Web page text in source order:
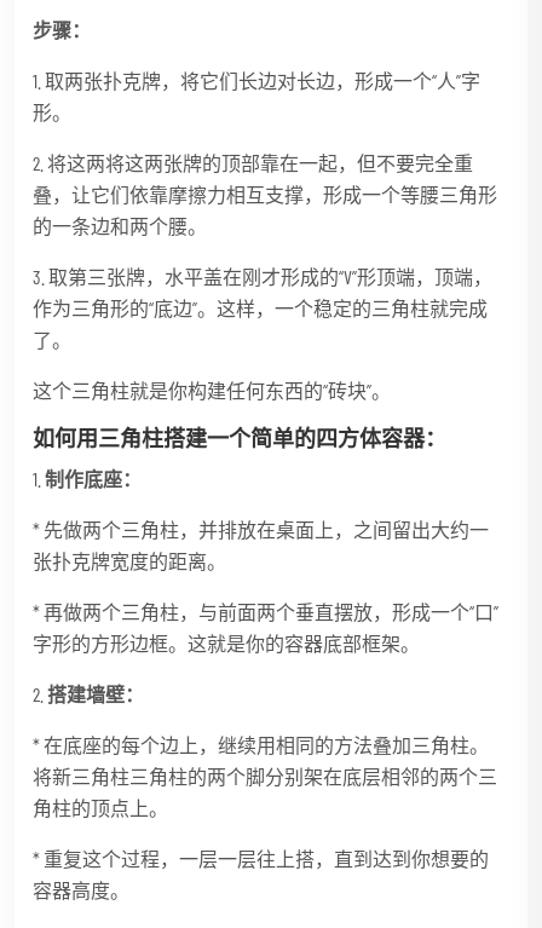
步骤：
1. 取两张扑克牌，将它们长边对长边，形成一个“人”字
形。
2. 将这两将这两张牌的顶部靠在一起，但不要完全重
叠，让它们依靠摩擦力相互支撑，形成一个等腰三角形
的一条边和两个腰。
3. 取第三张牌，水平盖在刚才形成的“V”形顶端，顶端，
作为三角形的“底边”。这样，一个稳定的三角柱就完成
了。
这个三角柱就是你构建任何东西的“砖块”。
如何用三角柱搭建一个简单的四方体容器：
1. 制作底座：
* 先做两个三角柱，并排放在桌面上，之间留出大约一
张扑克牌宽度的距离。
* 再做两个三角柱，与前面两个垂直摆放，形成一个“口”
字形的方形边框。这就是你的容器底部框架。
2. 搭建墙壁：
* 在底座的每个边上，继续用相同的方法叠加三角柱。
将新三角柱三角柱的两个脚分别架在底层相邻的两个三
角柱的顶点上。
* 重复这个过程，一层一层往上搭，直到达到你想要的
容器高度。